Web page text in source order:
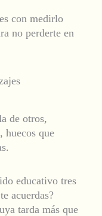
con medirlo
no perderte en
de otros,
, huecos que
educativo tres
acuerdas?
tarda más que